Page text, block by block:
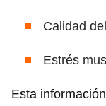
Calidad
Estrés
Esta